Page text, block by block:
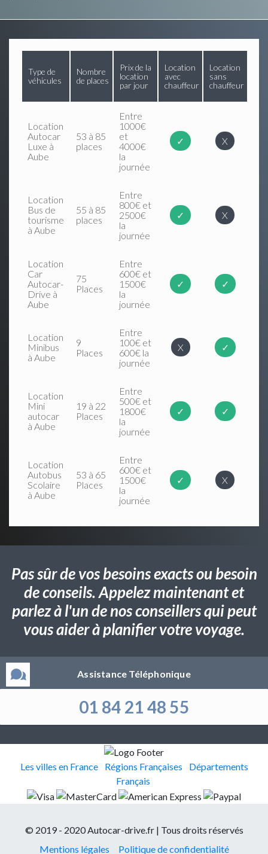
Type de
véhicules
Nombre
de places
Prix de la
location
par jour
Location
avec
chauffeur
Location
sans
chauffeur
Location
Autocar
Luxe à
Aube
53 à 85
places
Entre
1000€
et
4000€
la
journée
✓ X
Location
Bus de
tourisme
à Aube
55 à 85
places
Entre
800€ et
2500€
la
journée
✓ X
Location
Car
Autocar-
Drive à
Aube
75
Places
Entre
600€ et
1500€
la
journée
✓ ✓
Location
Minibus
à Aube
9
Places
Entre
100€ et
600€ la
journée
X ✓
Location
Mini
autocar
à Aube
19 à 22
Places
Entre
500€ et
1800€
la
journée
✓ ✓
Location
Autobus
Scolaire
à Aube
53 à 65
Places
Entre
600€ et
1500€
la
journée
✓ X
Pas sûr de vos besoins exacts ou besoin
de conseils. Appelez maintenant et
parlez à l'un de nos conseillers qui peut
vous aider à planifier votre voyage.
Assistance Téléphonique
01 84 21 48 55
Les villes en France Régions Françaises
Départements
Français
© 2019 - 2020 Autocar-drive.fr | Tous droits réservés
Mentions légales
Politique de confidentialité